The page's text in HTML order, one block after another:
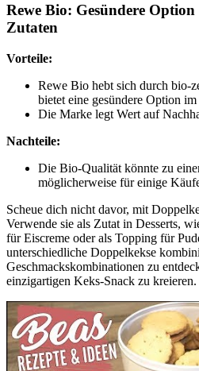
Rewe Bio: Gesündere
Zutaten
Vorteile:
Rewe Bio hebt sich durch bio-
bietet eine gesündere Option
Die Marke legt Wert auf
Nachteile:
Die Bio-Qualität könnte zu
möglicherweise für einige
Scheue dich nicht davor, mit
Verwende sie als Zutat in Desserts,
für Eiscreme oder als Topping für
unterschiedliche Doppelkekse
Geschmackskombinationen zu
einzigartigen Keks-Snack zu kreieren.